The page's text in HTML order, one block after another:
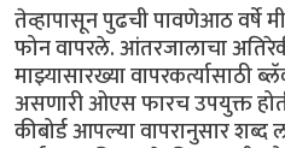
तेव्हापासून पुढची पावणेआठ वर्षे
फोन वापरले. आंतरजालाचा
माझ्यासारख्या वापरकर्त्यासाठी
असणारी ओएस फारच उपयुक्त
कीबोर्ड आपल्या वापरानुसार